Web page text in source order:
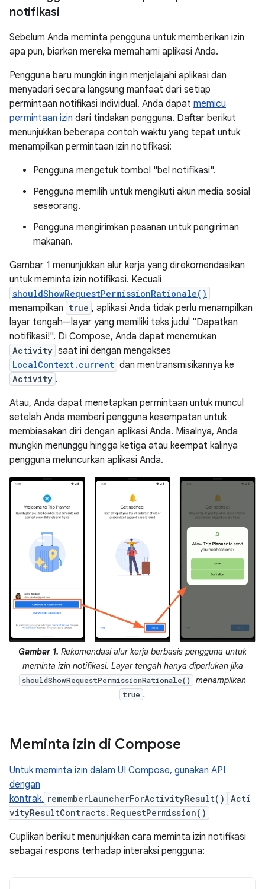
notifikasi
Sebelum Anda meminta pengguna untuk memberikan izin
apa pun, biarkan mereka memahami aplikasi Anda.
Pengguna baru mungkin ingin menjelajahi aplikasi dan
menyadari secara langsung manfaat dari setiap
permintaan notifikasi individual. Anda dapat memicu
permintaan izin dari tindakan pengguna. Daftar berikut
menunjukkan beberapa contoh waktu yang tepat untuk
menampilkan permintaan izin notifikasi:
Pengguna mengetuk tombol "bel notifikasi".
Pengguna memilih untuk mengikuti akun media sosial
seseorang.
Pengguna mengirimkan pesanan untuk pengiriman
makanan.
Gambar 1 menunjukkan alur kerja yang direkomendasikan
untuk meminta izin notifikasi. Kecuali
shouldShowRequestPermissionRationale()
menampilkan true , aplikasi Anda tidak perlu menampilkan
layar tengah—layar yang memiliki teks judul "Dapatkan
notifikasi!". Di Compose, Anda dapat menemukan
Activity saat ini dengan mengakses
LocalContext.current dan mentransmisikannya ke
Activity .
Atau, Anda dapat menetapkan permintaan untuk muncul
setelah Anda memberi pengguna kesempatan untuk
membiasakan diri dengan aplikasi Anda. Misalnya, Anda
mungkin menunggu hingga ketiga atau keempat kalinya
pengguna meluncurkan aplikasi Anda.
Gambar 1. Rekomendasi alur kerja berbasis pengguna untuk
meminta izin notifikasi. Layar tengah hanya diperlukan jika
shouldShowRequestPermissionRationale() menampilkan
true .
Meminta izin di Compose
Untuk meminta izin dalam UI Compose, gunakan API
dengan
kontrak. rememberLauncherForActivityResult()
Acti
vityResultContracts.RequestPermission()
Cuplikan berikut menunjukkan cara meminta izin notifikasi
sebagai respons terhadap interaksi pengguna: